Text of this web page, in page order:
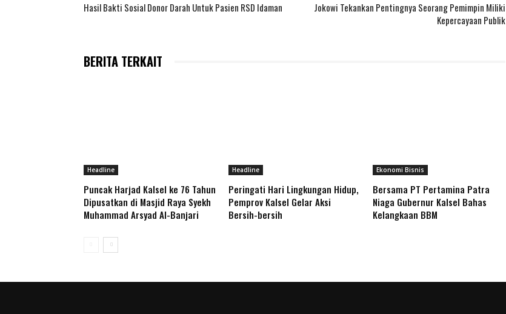
Hasil Bakti Sosial Donor Darah Untuk Pasien RSD Idaman
Jokowi Tekankan Pentingnya Seorang Pemimpin Miliki
Kepercayaan Publik
BERITA TERKAIT
Headline
Puncak Harjad Kalsel ke 76 Tahun
Dipusatkan di Masjid Raya Syekh
Muhammad Arsyad Al-Banjari
Headline
Peringati Hari Lingkungan Hidup,
Pemprov Kalsel Gelar Aksi
Bersih-bersih
Ekonomi Bisnis
Bersama PT Pertamina Patra
Niaga Gubernur Kalsel Bahas
Kelangkaan BBM